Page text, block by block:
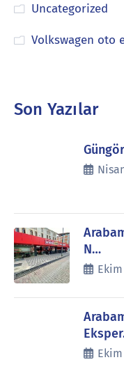
Uncategorized
Volkswagen oto
Son Yazılar
N…